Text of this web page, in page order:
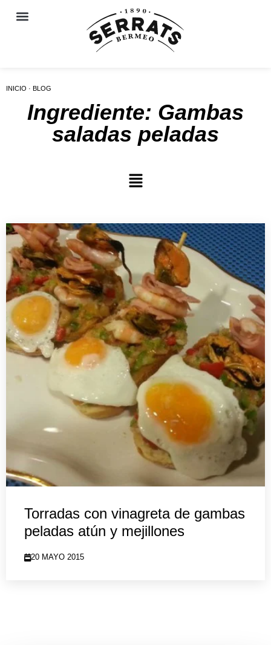
INICIO · BLOG
Ingrediente: Gambas
saladas peladas
Torradas con vinagreta de gambas
peladas atún y mejillones
20 MAYO 2015